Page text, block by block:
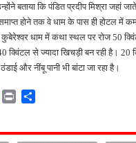
बताया कि पंडित प्रदीप मिश्रा जहां
होने तक वे धाम के पास ही होटल में
कुबेरेश्वर धाम में कथा स्थल पर रोज 50
क्विंटल से ज्यादा खिचड़ी बन रही है। 20
और नींबू पानी भी बांटा जा रहा है।
W
n
r